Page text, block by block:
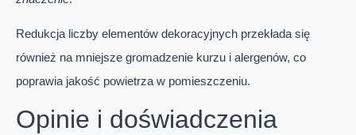
Redukcja liczby elementów dekoracyjnych przekłada się
również na mniejsze gromadzenie kurzu i alergenów, co
poprawia jakość powietrza w pomieszczeniu.
Opinie i doświadczenia